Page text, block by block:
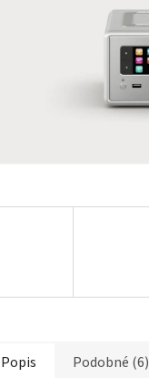
Popis Podobné (6)